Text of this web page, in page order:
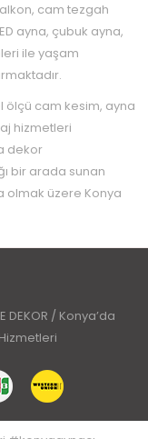
cam tezgah
ayna, çubuk ayna,
ile yaşam
ölçü cam kesim, ayna
hizmetleri
dekor
bir arada sunan
olmak üzere Konya
DEKOR / Konya’da